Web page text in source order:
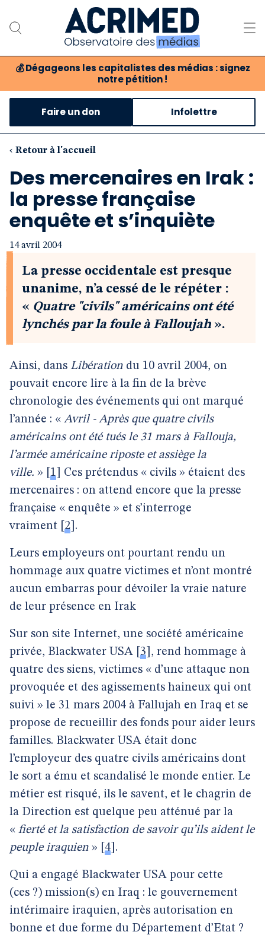
💰 Dégageons les capitalistes des médias : signez
notre pétition !
Notre association
Notre critique des médias
Nos propositions
Notre revue
Boutique
Faire un don Infolettre
‹ Retour à l'accueil
Des mercenaires en Irak :
la presse française
enquête et s’inquiète
14 avril 2004
La presse occidentale est presque
unanime, n’a cessé de le répéter :
« Quatre "civils" américains ont été
lynchés par la foule à Falloujah ».
Ainsi, dans Libération du 10 avril 2004, on
pouvait encore lire à la fin de la brève
chronologie des événements qui ont marqué
l’année : « Avril - Après que quatre civils
américains ont été tués le 31 mars à Fallouja,
l’armée américaine riposte et assiège la
ville. » 1
Ces prétendus « civils » étaient des
mercenaires : on attend encore que la presse
française « enquête » et s’interroge
vraiment 2 .
Leurs employeurs ont pourtant rendu un
hommage aux quatre victimes et n’ont montré
aucun embarras pour dévoiler la vraie nature
de leur présence en Irak
Sur son site Internet, une société américaine
privée, Blackwater USA 3 , rend hommage à
quatre des siens, victimes « d’une attaque non
provoquée et des agissements haineux qui ont
suivi » le 31 mars 2004 à Fallujah en Iraq et se
propose de recueillir des fonds pour aider leurs
familles. Blackwater USA était donc
l’employeur des quatre civils américains dont
le sort a ému et scandalisé le monde entier. Le
métier est risqué, ils le savent, et le chagrin de
la Direction est quelque peu atténué par la
« fierté et la satisfaction de savoir qu’ils aident le
peuple iraquien » 4 .
Qui a engagé Blackwater USA pour cette
(ces ?) mission(s) en Iraq : le gouvernement
intérimaire iraquien, après autorisation en
bonne et due forme du Département d’Etat ?